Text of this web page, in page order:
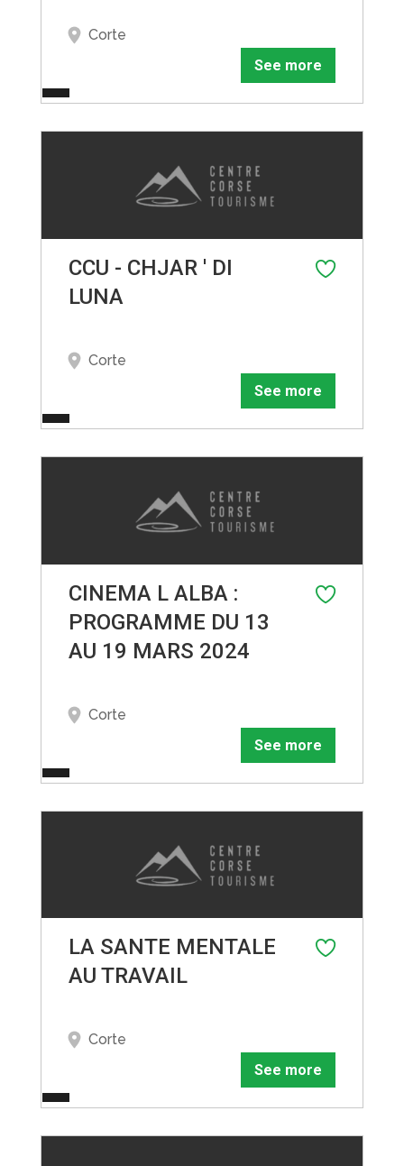
Corte
See more
CCU - CHJAR ' DI
LUNA
Corte
See more
CINEMA L ALBA :
PROGRAMME DU 13
AU 19 MARS 2024
Corte
See more
LA SANTE MENTALE
AU TRAVAIL
Corte
See more